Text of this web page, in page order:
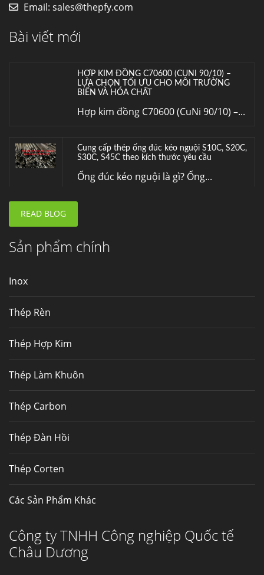
Email: sales@thepfy.com
Bài viết mới
Mua inox ở đâu chất lượng giá tốt? Gọi ngay
Inox (thép không gỉ) là một trong...
HỢP KIM ĐỒNG C70600 (CUNI 90/10) –
LỰA CHỌN TỐI ƯU CHO MÔI TRƯỜNG
BIỂN VÀ HÓA CHẤT
Hợp kim đồng C70600 (CuNi 90/10) –...
Cung cấp thép ống đúc kéo nguội S10C, S20C,
S30C, S45C theo kích thước yêu cầu
Ống đúc kéo nguội là gì? Ống...
Fengyang là một trong những nhà
Thép Fengyang
READ BLOG
Sản phẩm chính
Inox
Thép Rèn
Thép Hợp Kim
Thép Làm Khuôn
Thép Carbon
Thép Đàn Hồi
Thép Corten
Các Sản Phẩm Khác
Công ty TNHH Công nghiệp Quốc tế
Châu Dương